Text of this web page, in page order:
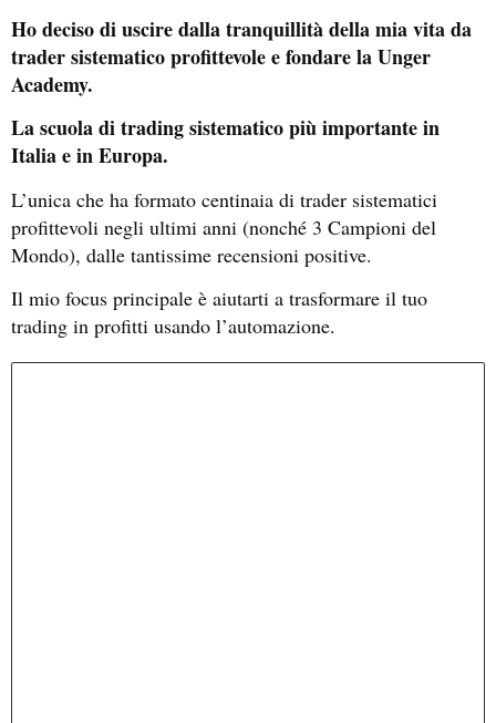
Ho deciso di uscire dalla tranquillità della mia vita da
trader sistematico profittevole e fondare la Unger
Academy.
La scuola di trading sistematico più importante in
Italia e in Europa.
L’unica che ha formato centinaia di trader sistematici
profittevoli negli ultimi anni (nonché 3 Campioni del
Mondo), dalle tantissime recensioni positive.
Il mio focus principale è aiutarti a trasformare il tuo
trading in profitti usando l’automazione.